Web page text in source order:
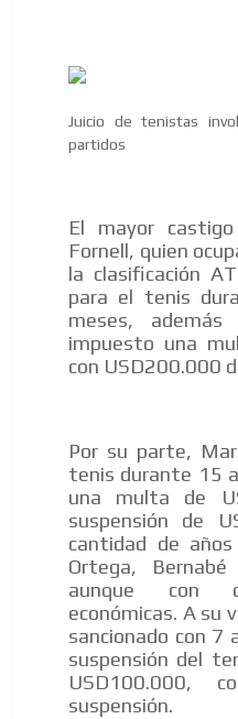
Juicio de tenistas
partidos
El mayor
Fornell, quien
la clasificación
para el tenis
meses,
impuesto una
con USD200.000
Por su parte,
tenis durante 15
una multa de
suspensión de
cantidad de
Ortega,
aunque con
económicas. A su
sancionado con 7
suspensión del
USD100.000,
suspensión.